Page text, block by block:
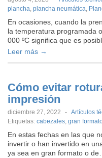
plancha, plancha neumática,
En ocasiones, cuando la
la temperatura programada
000 ºC significa que es
Leer más →
Cómo evitar
impresión
diciembre 27, 2022 - Artículos
Etiquetas: cabezales, gran
En estas fechas en las que
invertir o han invertido en
ya sea en gran formato o